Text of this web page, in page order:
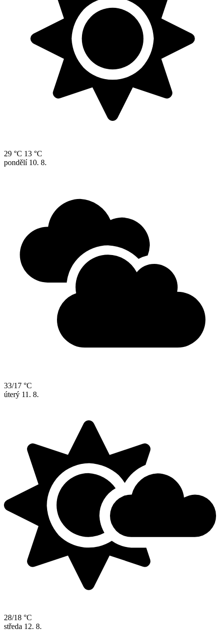
29 °C 13 °C
pondělí 10. 8.
33/17 °C
úterý 11. 8.
28/18 °C
středa 12. 8.